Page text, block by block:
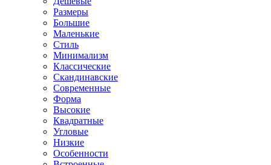
Размеры
Большие
Маленькие
Стиль
Минимализм
Классические
Скандинавские
Современные
Форма
Высокие
Квадратные
Угловые
Низкие
Особенности